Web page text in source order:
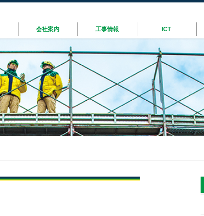
会社案内 工事情報 ICT